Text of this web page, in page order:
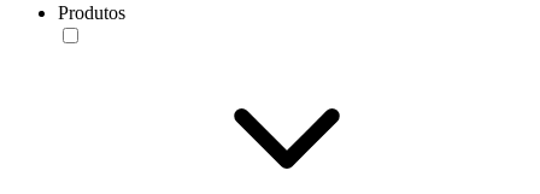
Produtos